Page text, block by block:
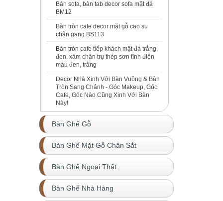
Bàn sofa, bàn tab decor sofa mặt đá
BM12
Bàn tròn cafe decor mặt gỗ cao su
chân gang BS113
Bàn tròn cafe tiếp khách mặt đá trắng,
đen, xám chân trụ thép sơn tĩnh điện
màu đen, trắng
Decor Nhà Xinh Với Bàn Vuông & Bàn
Tròn Sang Chảnh - Góc Makeup, Góc
Cafe, Góc Nào Cũng Xinh Với Bàn
Này!
Bàn Ghế Gỗ
Bàn Ghế Mặt Gỗ Chân Sắt
Bàn Ghế Ngoại Thất
Bàn Ghế Nhà Hàng